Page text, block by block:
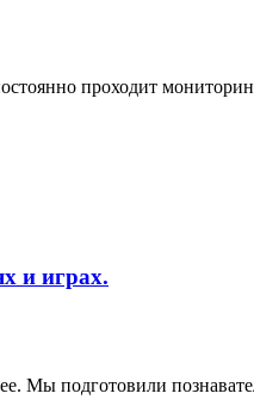
проходит
и играх.
Мы подготовили